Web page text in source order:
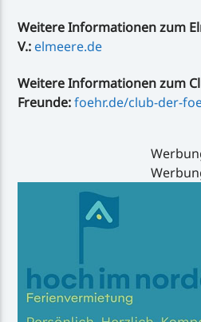
Weitere Informationen zum
V.: elmeere.de
Weitere Informationen zum
Freunde:foehr.de/club-der-